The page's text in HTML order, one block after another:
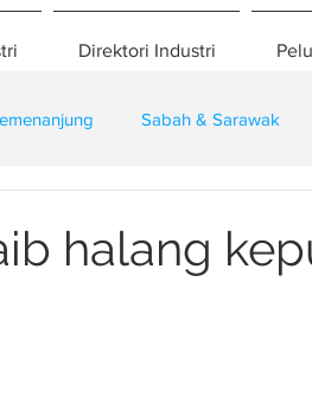
Direktori Industri
Sabah & Sarawak
halang